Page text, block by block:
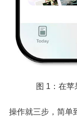
图 1：在
操作就三步，简单